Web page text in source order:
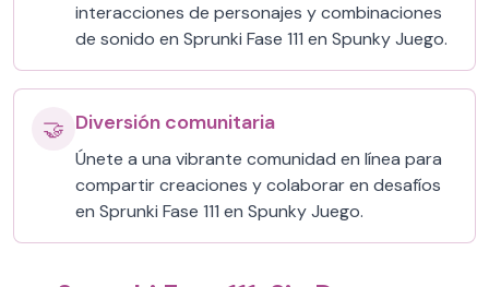
interacciones de personajes y combinaciones
de sonido en Sprunki Fase 111 en Spunky Juego.
🤝 Diversión comunitaria
Únete a una vibrante comunidad en línea para
compartir creaciones y colaborar en desafíos
en Sprunki Fase 111 en Spunky Juego.